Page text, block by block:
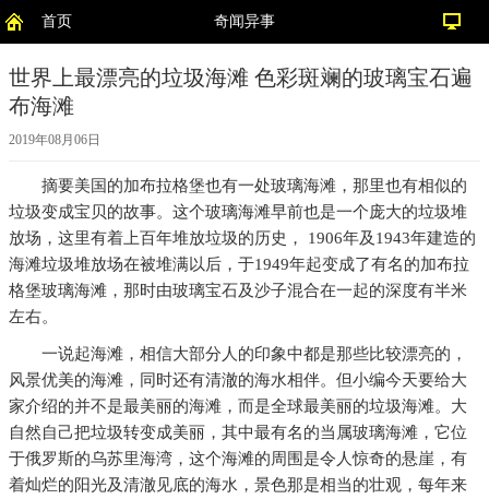
首页 奇闻异事
世界上最漂亮的垃圾海滩 色彩斑斓的玻璃宝石遍
布海滩
2019年08月06日
摘要美国的加布拉格堡也有一处玻璃海滩，那里也有相似的
垃圾变成宝贝的故事。这个玻璃海滩早前也是一个庞大的垃圾堆
放场，这里有着上百年堆放垃圾的历史， 1906年及1943年建造的
海滩垃圾堆放场在被堆满以后，于1949年起变成了有名的加布拉
格堡玻璃海滩，那时由玻璃宝石及沙子混合在一起的深度有半米
左右。
一说起海滩，相信大部分人的印象中都是那些比较漂亮的，
风景优美的海滩，同时还有清澈的海水相伴。但小编今天要给大
家介绍的并不是最美丽的海滩，而是全球最美丽的垃圾海滩。大
自然自己把垃圾转变成美丽，其中最有名的当属玻璃海滩，它位
于俄罗斯的乌苏里海湾，这个海滩的周围是令人惊奇的悬崖，有
着灿烂的阳光及清澈见底的海水，景色那是相当的壮观，每年来